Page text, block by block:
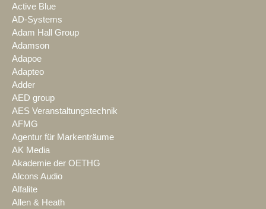
Active Blue
AD-Systems
Adam Hall Group
Adamson
Adapoe
Adapteo
Adder
AED group
AES Veranstaltungstechnik
AFMG
Agentur für Markenträume
AK Media
Akademie der OETHG
Alcons Audio
Alfalite
Allen & Heath